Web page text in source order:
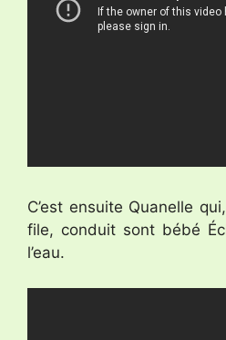
C’est ensuite Quanelle
file, conduit sont bébé
l’eau.